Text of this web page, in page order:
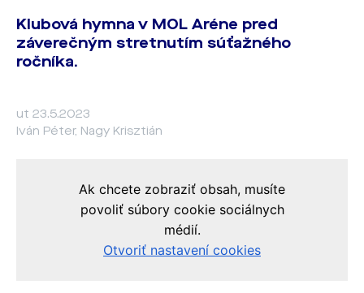
Klubová hymna v MOL Aréne pred
záverečným stretnutím súťažného
ročníka.
ut 23.5.2023
Iván Péter, Nagy Krisztián